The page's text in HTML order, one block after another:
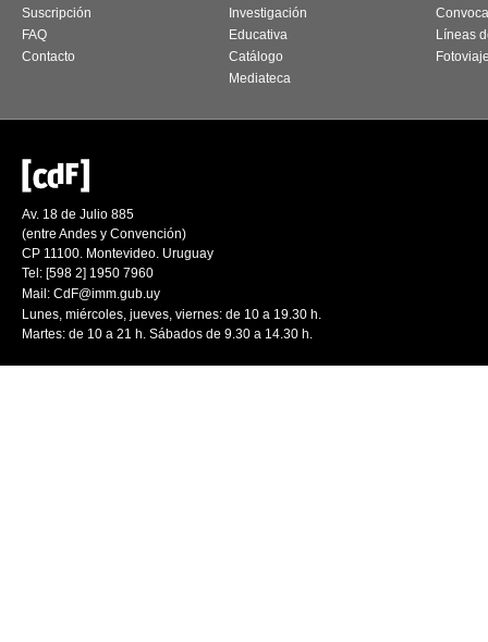
Suscripción
FAQ
Contacto
Investigación
Educativa
Catálogo
Mediateca
Líneas
Av. 18 de Julio 885
(entre Andes y Convención)
CP 11100. Montevideo. Uruguay
Tel: [598 2] 1950 7960
Mail: CdF@imm.gub.uy
Lunes, miércoles, jueves, viernes: de 10 a 19.30 h.
Martes: de 10 a 21 h. Sábados de 9.30 a 14.30 h.